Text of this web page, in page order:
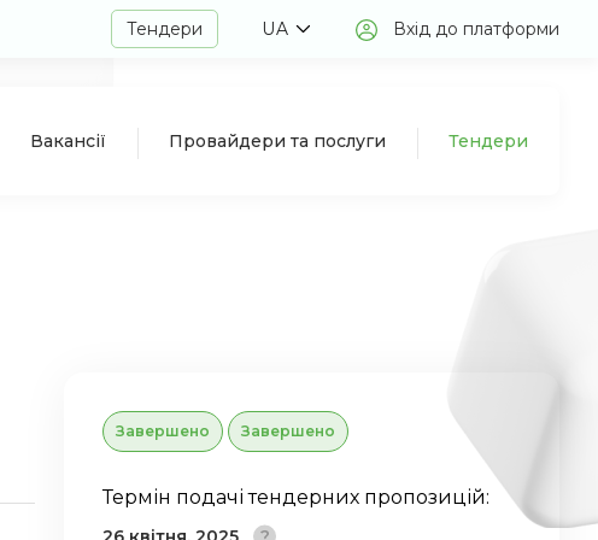
Тендери UA Вхід до платформи
Вакансії Провайдери та послуги Тендери
Завершено Завершено
Термін подачі тендерних пропозицій: